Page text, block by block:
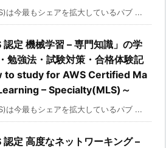
は今最もシェアを拡大しているパブ ...
認定 機械学習 – 専門知識」の学
勉強法・試験対策・合格体験記
to study for AWS Certified Ma
– Specialty(MLS)～
は今最もシェアを拡大しているパブ ...
認定 高度なネットワーキング –